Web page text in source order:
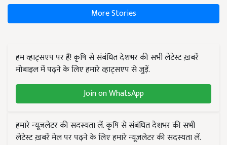
More Stories
हम व्हाट्सएप पर हैं! कृषि से संबंधित देशभर की सभी लेटेस्ट ख़बरें
मोबाइल में पढ़ने के लिए हमारे व्हाट्सएप से जुड़ें.
Join on WhatsApp
हमारे न्यूज़लेटर की सदस्यता लें. कृषि से संबंधित देशभर की सभी
लेटेस्ट ख़बरें मेल पर पढ़ने के लिए हमारे न्यूज़लेटर की सदस्यता लें.